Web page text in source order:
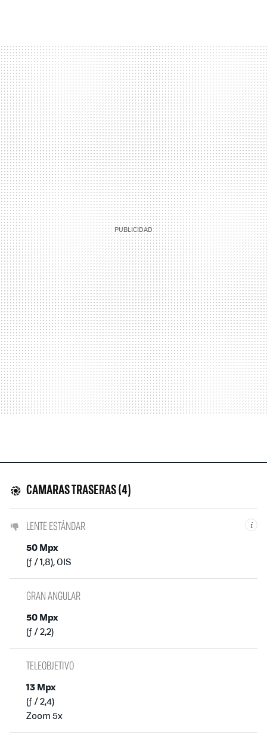
CAMARAS TRASERAS (4)
i
LENTE ESTÁNDAR
50 Mpx
(ƒ / 1,8), OIS
GRAN ANGULAR
50 Mpx
(ƒ / 2,2)
TELEOBJETIVO
13 Mpx
(ƒ / 2,4)
Zoom 5x